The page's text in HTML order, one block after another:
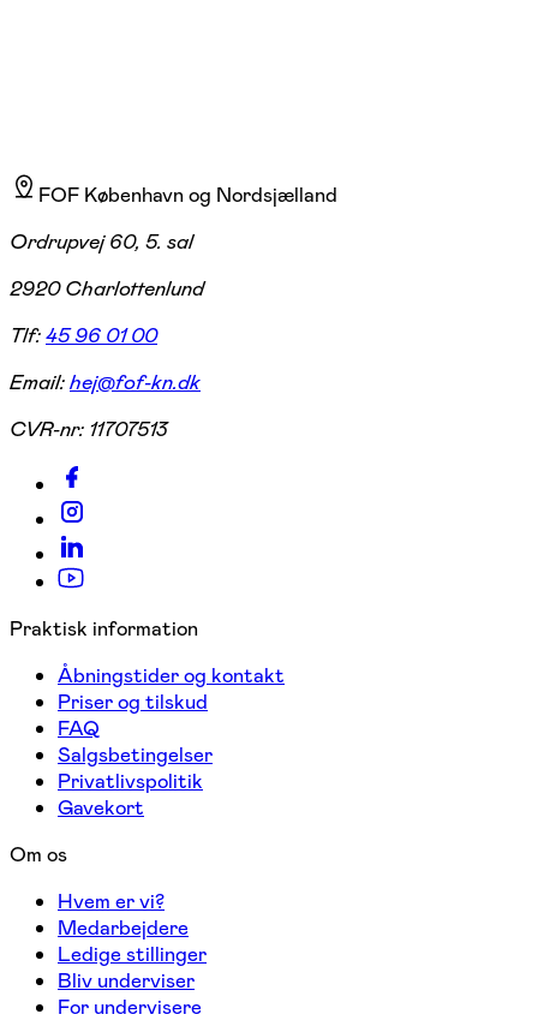
FOF København og Nordsjælland
Ordrupvej 60, 5. sal
2920 Charlottenlund
Tlf:45 96 01 00
Email:hej@fof-kn.dk
CVR-nr: 11707513
Praktisk information
Åbningstider og kontakt
Priser og tilskud
FAQ
Salgsbetingelser
Privatlivspolitik
Gavekort
Om os
Hvem er vi?
Medarbejdere
Ledige stillinger
Bliv underviser
For undervisere